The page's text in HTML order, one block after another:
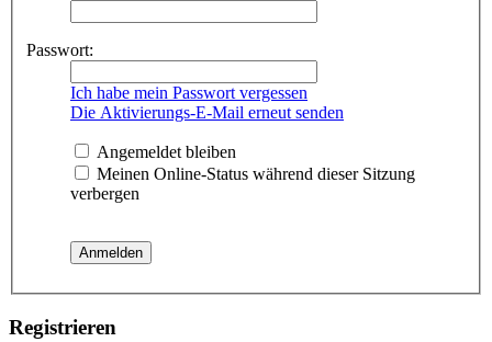
Passwort:
Ich habe mein Passwort vergessen
Die Aktivierungs-E-Mail erneut senden
Angemeldet bleiben
Meinen Online-Status während dieser Sitzung
verbergen
Registrieren